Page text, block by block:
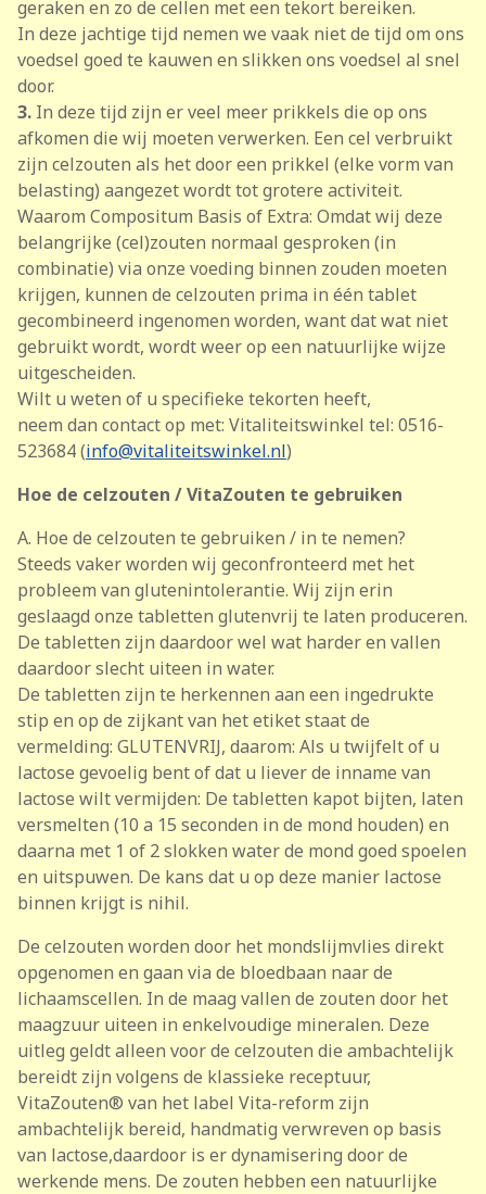
geraken en zo de cellen met een tekort bereiken.
In deze jachtige tijd nemen we vaak niet de tijd om ons
voedsel goed te kauwen en slikken ons voedsel al snel
door.
3. In deze tijd zijn er veel meer prikkels die op ons
afkomen die wij moeten verwerken. Een cel verbruikt
zijn celzouten als het door een prikkel (elke vorm van
belasting) aangezet wordt tot grotere activiteit.
Waarom Compositum Basis of Extra: Omdat wij deze
belangrijke (cel)zouten normaal gesproken (in
combinatie) via onze voeding binnen zouden moeten
krijgen, kunnen de cel­zouten prima in één tablet
gecombineerd ingenomen worden, want dat wat niet
gebruikt wordt, wordt weer op een natuurlijke wijze
uitgescheiden.
Wilt u weten of u specifieke tekorten heeft,
neem dan contact op met: Vitaliteitswinkel tel: 0516-
523684 (info@vitaliteitswinkel.nl)
Hoe de celzouten / VitaZouten te gebruiken
A. Hoe de celzouten te gebruiken / in te nemen?
Steeds vaker worden wij geconfronteerd met het
probleem van glutenintolerantie. Wij zijn erin
geslaagd onze tabletten glutenvrij te laten produceren.
De tabletten zijn daardoor wel wat harder en vallen
daardoor slecht uiteen in water.
De tabletten zijn te herkennen aan een ingedrukte
stip en op de zijkant van het etiket staat de
vermelding: GLUTENVRIJ, daarom: Als u twijfelt of u
lactose gevoelig bent of dat u liever de inname van
lactose wilt vermijden: De tabletten kapot bijten, laten
versmelten (10 a 15 seconden in de mond houden) en
daarna met 1 of 2 slokken water de mond goed spoelen
en uitspuwen. De kans dat u op deze manier lactose
binnen krijgt is nihil.
De celzouten worden door het mondslijmvlies direkt
opgenomen en gaan via de bloedbaan naar de
lichaamscellen. In de maag vallen de zouten door het
maagzuur uiteen in enkelvoudige mineralen. Deze
uitleg geldt alleen voor de celzouten die ambachtelijk
bereidt zijn volgens de klassieke receptuur,
VitaZouten® van het label Vita-reform zijn
ambachtelijk bereid, handmatig verwreven op basis
van lactose,daardoor is er dynamisering door de
werkende mens. De zouten hebben een natuurlijke